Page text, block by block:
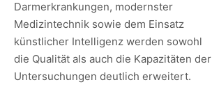
Darmerkrankungen, modernster
Medizintechnik sowie dem Einsatz
künstlicher Intelligenz werden sowohl
die Qualität als auch die Kapazitäten der
Untersuchungen deutlich erweitert.